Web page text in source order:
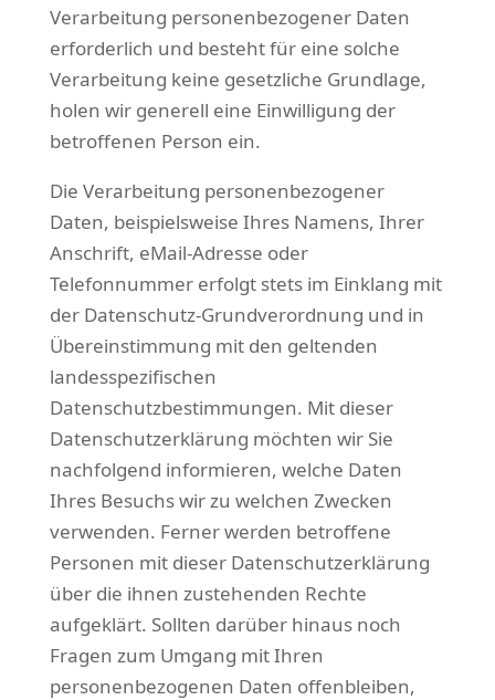
Verarbeitung personenbezogener Daten
erforderlich und besteht für eine solche
Verarbeitung keine gesetzliche Grundlage,
holen wir generell eine Einwilligung der
betroffenen Person ein.
Die Verarbeitung personenbezogener
Daten, beispielsweise Ihres Namens, Ihrer
Anschrift, eMail-Adresse oder
Telefonnummer erfolgt stets im Einklang mit
der Datenschutz-Grundverordnung und in
Übereinstimmung mit den geltenden
landesspezifischen
Datenschutzbestimmungen. Mit dieser
Datenschutzerklärung möchten wir Sie
nachfolgend informieren, welche Daten
Ihres Besuchs wir zu welchen Zwecken
verwenden. Ferner werden betroffene
Personen mit dieser Datenschutzerklärung
über die ihnen zustehenden Rechte
aufgeklärt. Sollten darüber hinaus noch
Fragen zum Umgang mit Ihren
personenbezogenen Daten offenbleiben,